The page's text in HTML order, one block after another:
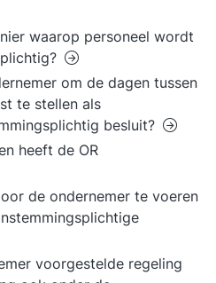
waarop personeel wordt
om de dagen tussen
te stellen als
besluit?
heeft de OR
de ondernemer te voeren
voorgestelde regeling